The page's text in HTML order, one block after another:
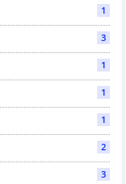
1
3
1
1
1
2
3